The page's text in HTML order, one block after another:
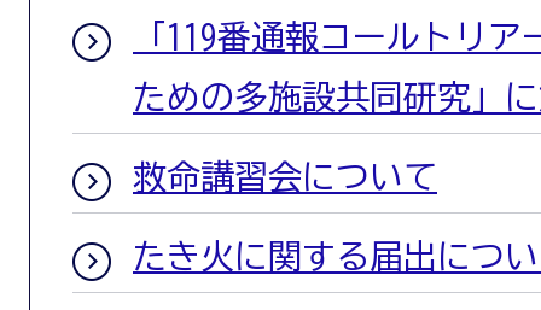
「119番通報コールトリ
ための多施設共同研究」
救命講習会について
たき火に関する届出につ